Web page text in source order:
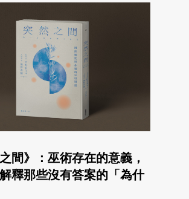
之間》：巫術存在的意義，
釋那些沒有答案的「為什